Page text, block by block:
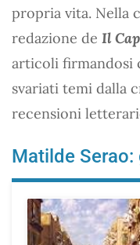
propria vita. Nella
redazione de Il
articoli firmandosi
svariati temi dalla
recensioni
Matilde